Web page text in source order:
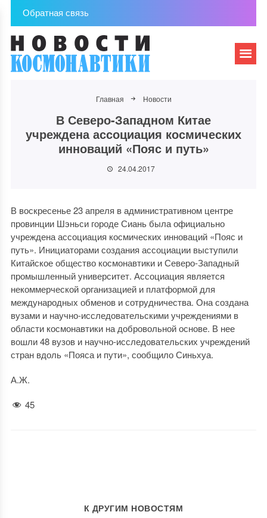
Обратная связь
Главная Новости
В Северо-Западном Китае
учреждена ассоциация космических
инноваций «Пояс и путь»
24.04.2017
В воскресенье 23 апреля в административном центре
провинции Шэньси городе Сиань была официально
учреждена ассоциация космических инноваций «Пояс и
путь». Инициаторами создания ассоциации выступили
Китайское общество космонавтики и Северо-Западный
промышленный университет. Ассоциация является
некоммерческой организацией и платформой для
международных обменов и сотрудничества. Она создана
вузами и научно-исследовательскими учреждениями в
области космонавтики на добровольной основе. В нее
вошли 48 вузов и научно-исследовательских учреждений
стран вдоль «Пояса и пути», сообщило Синьхуа.
А.Ж.
45
К ДРУГИМ НОВОСТЯМ